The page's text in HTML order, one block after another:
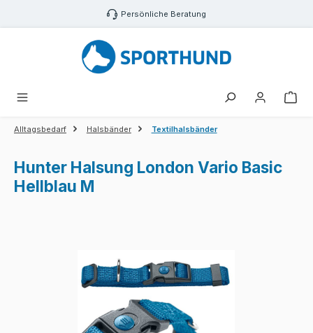
Zum Hauptinhalt springen Persönliche Beratung
Alltagsbedarf Halsbänder Textilhalsbänder
Hunter Halsung London Vario Basic
Hellblau M
Bildergalerie überspringen